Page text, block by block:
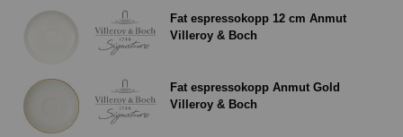
Fat espressokopp 12 cm Anmut
Villeroy & Boch
Fat espressokopp Anmut Gold
Villeroy & Boch